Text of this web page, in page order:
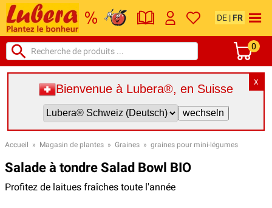
DE | FR
0
X
Bienvenue à Lubera®, en Suisse
Accueil » Magasin de plantes » Graines » graines pour mini-légumes
Salade à tondre Salad Bowl BIO
Profitez de laitues fraîches toute l'année